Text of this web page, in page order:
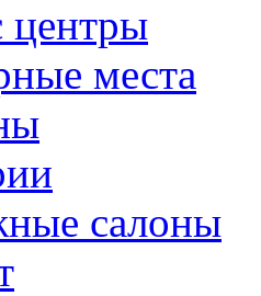
центры
места
салоны